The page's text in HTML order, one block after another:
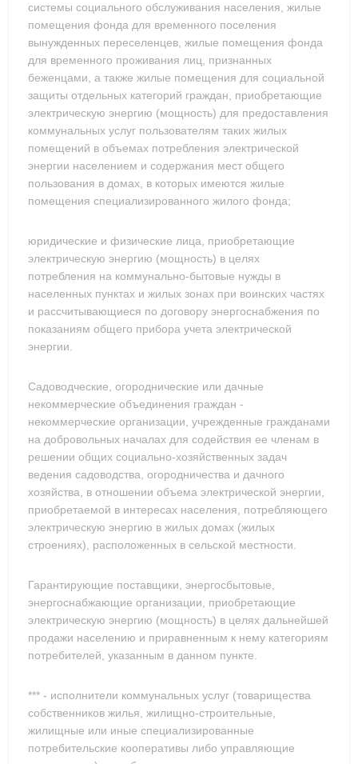
системы социального обслуживания населения, жилые
помещения фонда для временного поселения
вынужденных переселенцев, жилые помещения фонда
для временного проживания лиц, признанных
беженцами, а также жилые помещения для социальной
защиты отдельных категорий граждан, приобретающие
электрическую энергию (мощность) для предоставления
коммунальных услуг пользователям таких жилых
помещений в объемах потребления электрической
энергии населением и содержания мест общего
пользования в домах, в которых имеются жилые
помещения специализированного жилого фонда;
юридические и физические лица, приобретающие
электрическую энергию (мощность) в целях
потребления на коммунально-бытовые нужды в
населенных пунктах и жилых зонах при воинских частях
и рассчитывающиеся по договору энергоснабжения по
показаниям общего прибора учета электрической
энергии.
Садоводческие, огороднические или дачные
некоммерческие объединения граждан -
некоммерческие организации, учрежденные гражданами
на добровольных началах для содействия ее членам в
решении общих социально-хозяйственных задач
ведения садоводства, огородничества и дачного
хозяйства, в отношении объема электрической энергии,
приобретаемой в интересах населения, потребляющего
электрическую энергию в жилых домах (жилых
строениях), расположенных в сельской местности.
Гарантирующие поставщики, энергосбытовые,
энергоснабжающие организации, приобретающие
электрическую энергию (мощность) в целях дальнейшей
продажи населению и приравненным к нему категориям
потребителей, указанным в данном пункте.
*** - исполнители коммунальных услуг (товарищества
собственников жилья, жилищно-строительные,
жилищные или иные специализированные
потребительские кооперативы либо управляющие